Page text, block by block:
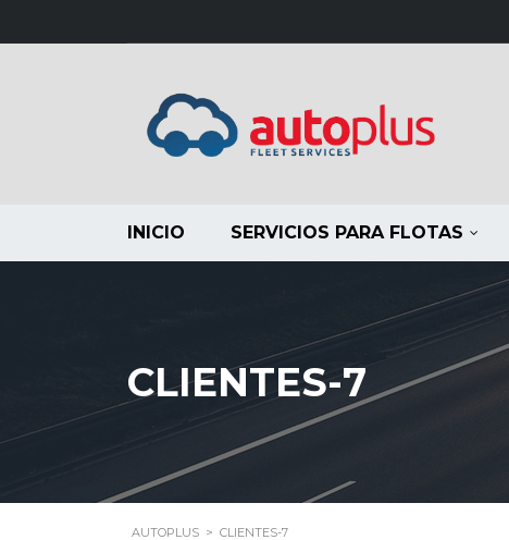
INICIO SERVICIOS PARA FLOTAS
CLIENTES-7
AUTOPLUS > CLIENTES-7